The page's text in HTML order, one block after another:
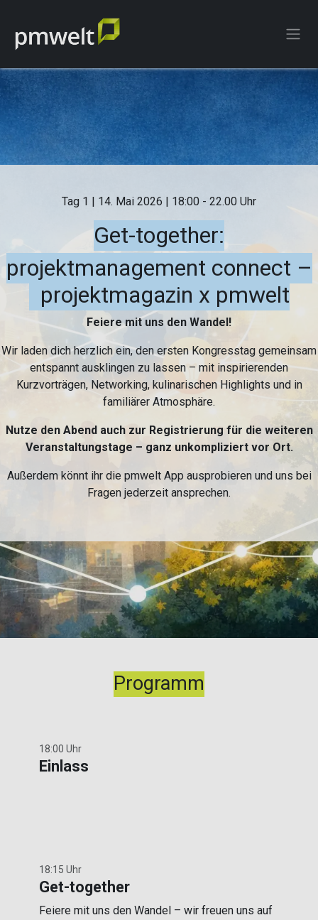
Tag 1 | 14. Mai 2026 | 18:00 - 22.00 Uhr
Get-together:
projektmanagement connect –
projektmagazin x pmwelt
Feiere mit uns den Wandel!
Wir laden dich herzlich ein, den ersten Kongresstag gemeinsam
entspannt ausklingen zu lassen – mit inspirierenden
Kurzvorträgen, Networking, kulinarischen Highlights und in
familiärer Atmosphäre.
Nutze den Abend auch zur Registrierung für die weiteren
Veranstaltungstage – ganz unkompliziert vor Ort.
Außerdem könnt ihr die pmwelt App ausprobieren und uns bei
Fragen jederzeit ansprechen.
Programm
18:00 Uhr
Einlass
18:15 Uhr
Get-together
Feiere mit uns den Wandel – wir freuen uns auf